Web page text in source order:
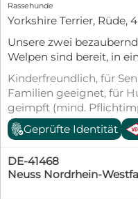
Rassehunde
Yorkshire Terrier, Rüde,
Unsere zwei
Welpen sind bereit, in
Zuhause umzuziehen.
neugierig,
liebevoll im
munter -Freundlich und
und verschmust -Ideal
Einzelpersonen Die
darauf, ihre neuen
viele schöne
Kinderfreundlich, für
Familien geeignet, für
geimpft (mind.
gechipt, mit EU-
Geprüfte Identität
DE-41468
Neuss Nordrhein-